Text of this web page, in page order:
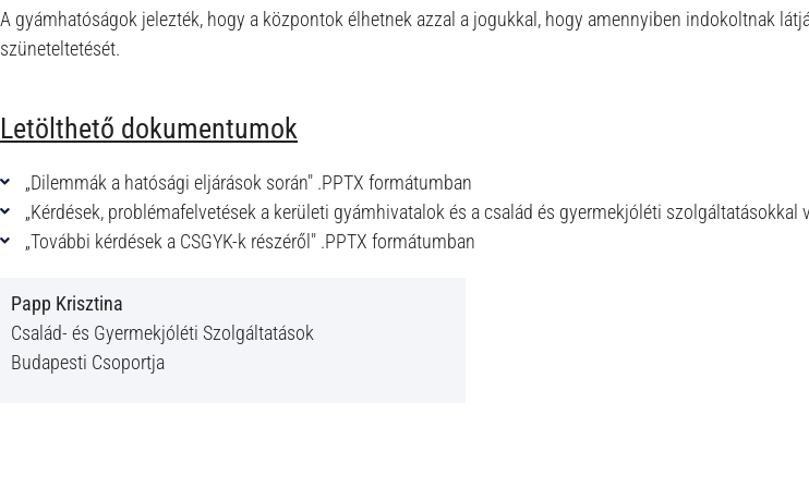
A gyámhatóságok jelezték, hogy a központok élhetnek azzal a jogukkal, hogy amennyiben indokoltnak
szüneteltetését.
Letölthető dokumentumok
„Dilemmák a hatósági eljárások során" .PPTX formátumban
„Kérdések, problémafelvetések a kerületi gyámhivatalok és a család és gyermekjóléti
„További kérdések a CSGYK-k részéről" .PPTX formátumban
Papp Krisztina
Család- és Gyermekjóléti Szolgáltatások
Budapesti Csoportja